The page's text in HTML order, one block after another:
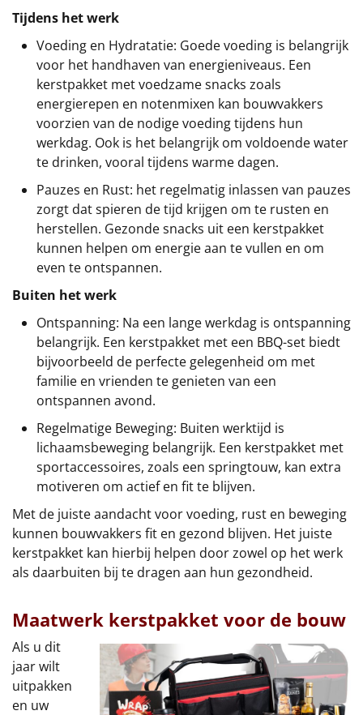
Tijdens het werk
Voeding en Hydratatie: Goede voeding is belangrijk
voor het handhaven van energieniveaus. Een
kerstpakket met voedzame snacks zoals
energierepen en notenmixen kan bouwvakkers
voorzien van de nodige voeding tijdens hun
werkdag. Ook is het belangrijk om voldoende water
te drinken, vooral tijdens warme dagen.
Pauzes en Rust: het regelmatig inlassen van pauzes
zorgt dat spieren de tijd krijgen om te rusten en
herstellen. Gezonde snacks uit een kerstpakket
kunnen helpen om energie aan te vullen en om
even te ontspannen.
Buiten het werk
Ontspanning: Na een lange werkdag is ontspanning
belangrijk. Een kerstpakket met een BBQ-set biedt
bijvoorbeeld de perfecte gelegenheid om met
familie en vrienden te genieten van een
ontspannen avond.
Regelmatige Beweging: Buiten werktijd is
lichaamsbeweging belangrijk. Een kerstpakket met
sportaccessoires, zoals een springtouw, kan extra
motiveren om actief en fit te blijven.
Met de juiste aandacht voor voeding, rust en beweging
kunnen bouwvakkers fit en gezond blijven. Het juiste
kerstpakket kan hierbij helpen door zowel op het werk
als daarbuiten bij te dragen aan hun gezondheid.
Maatwerk kerstpakket voor de bouw
Als u dit
jaar wilt
uitpakken
en uw